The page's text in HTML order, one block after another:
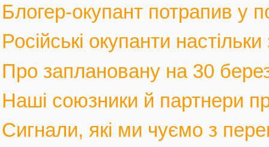
Блогер-окупант потрапив у
Російські окупанти
Про заплановану на 30
Наші союзники й партнери
Сигнали, які ми чуємо з